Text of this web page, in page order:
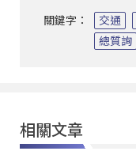
關鍵字： 交通
總質詢
相關文章